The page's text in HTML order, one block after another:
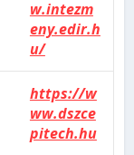
w.intezm
eny.edir.h
u/
https://w
ww.dszce
pitech.hu